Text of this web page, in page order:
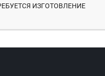
ИЗГОТОВЛЕНИЕ